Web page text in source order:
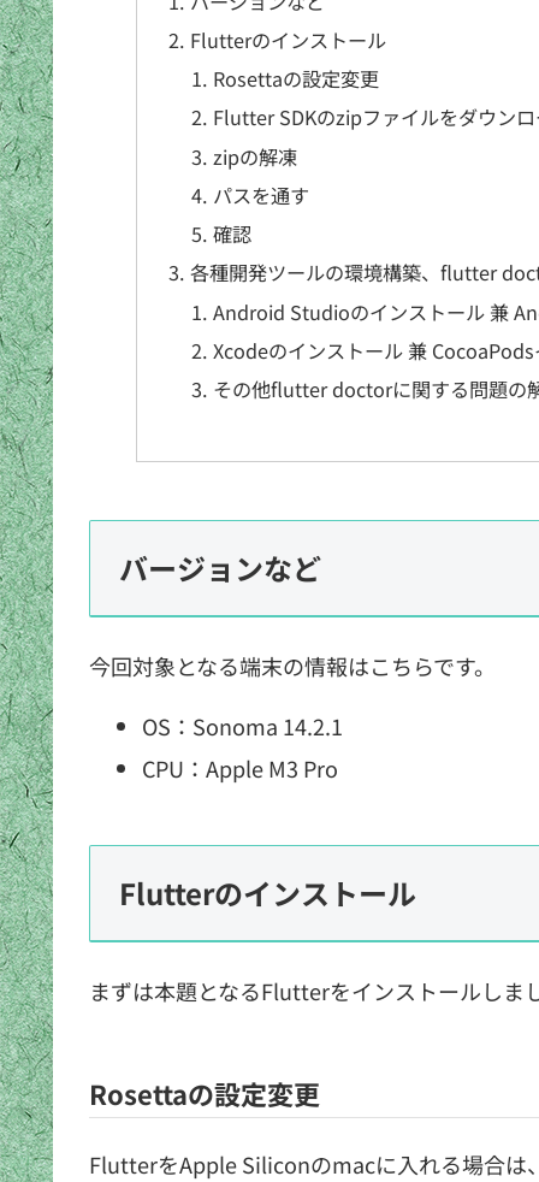
Flutterのインストール
Rosettaの設定変更
Flutter SDKのzipファイルをダウン
zipの解凍
パスを通す
確認
各種開発ツールの環境構築、flutter
Android Studioのインストール 兼
Xcodeのインストール 兼
その他flutter doctorに関する問題の
バージョンなど
今回対象となる端末の情報はこちらです。
OS：Sonoma 14.2.1
CPU：Apple M3 Pro
Flutterのインストール
まずは本題となるFlutterをインストールしま
Rosettaの設定変更
FlutterをApple Siliconのmacに入れる場合は